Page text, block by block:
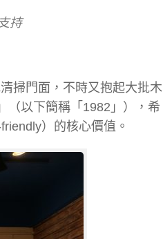
持
掃門面，不時又抱起大批木
」（以下簡稱「1982」），希
）的核心價值。